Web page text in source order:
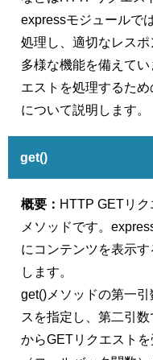
expressモジュールで
処理し、適切なレス
多様な機能を備えて
エストを処理するた
について説明します。
get()
概要： HTTP GETリ
メソッドです。
にコンテンツを表示
します。
get()メソッドの第一
スを指定し、第二引
からGETリクエスト